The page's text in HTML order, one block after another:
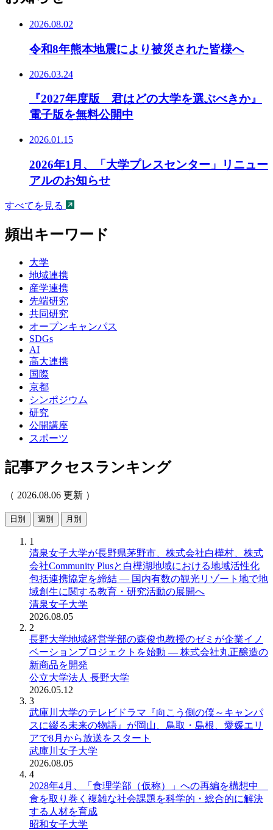
2026.08.02
令和8年熊本地震により被災された皆様へ
2026.03.24
『2027年度版 君はどの大学を選ぶべきか』
電子版を無料公開中
2026.01.15
2026年1月、「大学プレスセンター」リニュー
アルのお知らせ
すべてを見る
頻出キーワード
大学
地域連携
産学連携
先端研究
共同研究
オープンキャンパス
SDGs
AI
高大連携
国際
京都
シンポジウム
研究
公開講座
スポーツ
記事アクセスランキング
（ 2026.08.06 更新 ）
日別 週別 月別
1
清泉女子大学が長野県茅野市、株式会社白樺村、株式
会社Community Plusと白樺湖地域における地域活性化
包括連携協定を締結 ― 国内有数の観光リゾート地で地
域創生に関する教育・研究活動の展開へ
清泉女子大学
2026.08.05
2
長野大学地域経営学部の森俊也教授のゼミが企業イノ
ベーションプロジェクトを始動 ― 株式会社丸正醸造の
新商品を開発
公立大学法人 長野大学
2026.05.12
3
武庫川大学のテレビドラマ『向こう側の僕～キャンパ
スに綴る未来の物語』が岡山、鳥取・島根、愛媛エリ
アで8月から放送をスタート
武庫川女子大学
2026.08.05
4
2028年4月、「食理学部（仮称）」への再編を構想中
食を取り巻く複雑な社会課題を科学的・総合的に解決
する人材を育成
昭和女子大学